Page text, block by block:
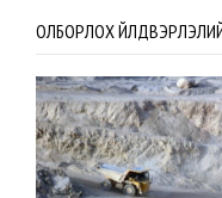
ОЛБОРЛОХ